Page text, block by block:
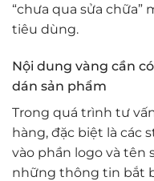
“chưa qua sửa
tiêu dùng.
Nội dung vàng cần
dán sản phẩm
Trong quá trình tư
hàng, đặc biệt là các
vào phần logo và tên
những thông tin bắt